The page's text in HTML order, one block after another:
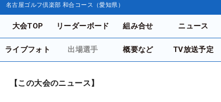
名古屋ゴルフ倶楽部 和合コース（愛知県）
大会TOP リーダーボード 組み合せ ニュース
ライブフォト 出場選手 概要など TV放送予定
【この大会のニュース】